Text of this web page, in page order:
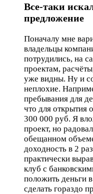
Все-таки
предложение
Поначалу мне
владельцы
потрудились, на
проектам,
уже видны. Ну и
неплохие.
пребывания для
что для открытия
300 000 руб. Я
проект, но
обещанном
доходность в 2
практически
клуб с
положить деньги
сделать гораздо